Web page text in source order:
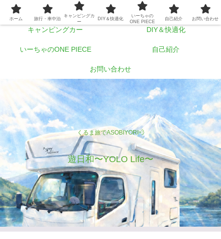
くるま旅でASOBIYORI💨
遊日和〜YOLO Life〜
ホーム 旅行・車中泊
キャンピングカー DIY＆快適化
いーちゃのONE PIECE 自己紹介
お問い合わせ
ホーム 旅行・車中泊
キャンピングカ
ー
DIY＆快適化
いーちゃの
ONE PIECE
自己紹介 お問い合わせ